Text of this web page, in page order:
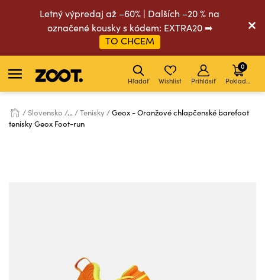
Letný výpredaj až –60% | Dalších –20 % na
označené kousky s kódem: EXTRA20 ➡
TO CHCEM
Hľadať Wishlist Prihlásiť Pokladňa
0
Slovensko ... Tenisky
Geox - Oranžové chlapčenské barefoot
tenisky Geox Foot-run